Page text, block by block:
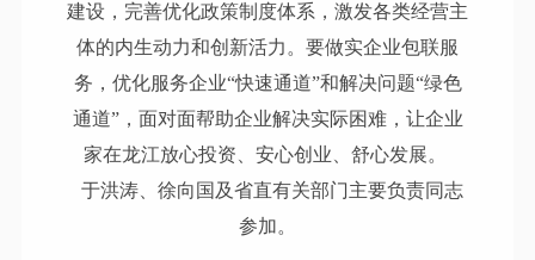
建设，完善优化政策制度体系，激发各类经营主
体的内生动力和创新活力。要做实企业包联服
务，优化服务企业“快速通道”和解决问题“绿色
通道”，面对面帮助企业解决实际困难，让企业
家在龙江放心投资、安心创业、舒心发展。
于洪涛、徐向国及省直有关部门主要负责同志
参加。